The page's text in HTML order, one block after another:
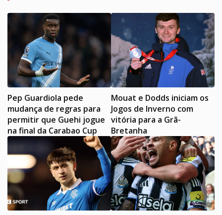
Pep Guardiola pede
mudança de regras para
permitir que Guehi jogue
na final da Carabao Cup
Mouat e Dodds iniciam os
Jogos de Inverno com
vitória para a Grã-
Bretanha